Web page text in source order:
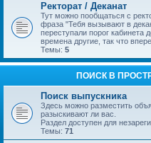
Ректорат / Деканат
Тут можно пообщаться с
фраза "Тебя вызывают в
переступали порог
времена другие, так что
Темы: 5
ПОИСК В
Поиск выпускника
Здесь можно разместить
разыскивают ли вас.
Раздел доступен для
Темы: 71